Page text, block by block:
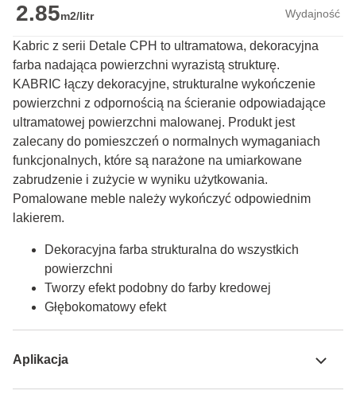
2.85m2/litr Wydajność
Kabric z serii Detale CPH to ultramatowa, dekoracyjna
farba nadająca powierzchni wyrazistą strukturę.
KABRIC łączy dekoracyjne, strukturalne wykończenie
powierzchni z odpornością na ścieranie odpowiadające
ultramatowej powierzchni malowanej. Produkt jest
zalecany do pomieszczeń o normalnych wymaganiach
funkcjonalnych, które są narażone na umiarkowane
zabrudzenie i zużycie w wyniku użytkowania.
Pomalowane meble należy wykończyć odpowiednim
lakierem.
Dekoracyjna farba strukturalna do wszystkich
powierzchni
Tworzy efekt podobny do farby kredowej
Głębokomatowy efekt
Aplikacja